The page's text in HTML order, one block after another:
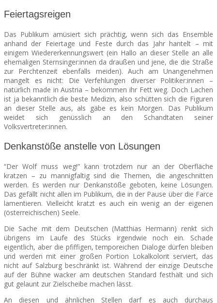
Feiertagsreigen
Das Publikum amüsiert sich prächtig, wenn sich das Ensemble
anhand der Feiertage und Feste durch das Jahr hantelt – mit
einigem Wiedererkennungswert (ein Hallo an dieser Stelle an alle
ehemaligen Sternsinger:innen da draußen und jene, die die Straße
zur Perchtenzeit ebenfalls meiden). Auch am Unangenehmen
mangelt es nicht: Die Verfehlungen diverser Politiker:innen –
natürlich made in Austria – bekommen ihr Fett weg. Doch Lachen
ist ja bekanntlich die beste Medizin, also schütten sich die Figuren
an dieser Stelle aus, als gäbe es kein Morgen. Das Publikum
weidet sich genüsslich an den Schandtaten seiner
Volksvertreter:innen.
Denkanstöße anstelle von Lösungen
“Der Wolf muss weg!” kann trotzdem nur an der Oberfläche
kratzen – zu mannigfaltig sind die Themen, die angeschnitten
werden. Es werden nur Denkanstöße geboten, keine Lösungen.
Das gefällt nicht allen im Publikum, die in der Pause über die Farce
lamentieren. Vielleicht kratzt es auch ein wenig an der eigenen
(österreichischen) Seele.
Die Sache mit dem Deutschen (Matthias Hermann) renkt sich
übrigens im Laufe des Stücks irgendwie noch ein. Schade
eigentlich, aber die pfiffigen, temporeichen Dialoge dürfen bleiben
und werden mit einer großen Portion Lokalkolorit serviert, das
nicht auf Salzburg beschränkt ist. Während der einzige Deutsche
auf der Bühne wacker am deutschen Standard festhält und sich
gut gelaunt zur Zielscheibe machen lässt.
An diesen und ähnlichen Stellen darf es auch durchaus